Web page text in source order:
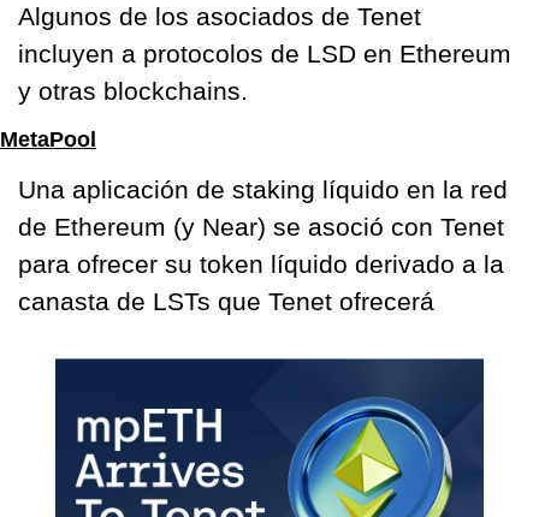
Algunos de los asociados de Tenet
incluyen a protocolos de LSD en Ethereum
y otras blockchains.
MetaPool
Una aplicación de staking líquido en la red
de Ethereum (y Near) se asoció con Tenet
para ofrecer su token líquido derivado a la
canasta de LSTs que Tenet ofrecerá